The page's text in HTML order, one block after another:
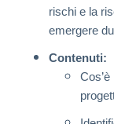
rischi e la
emergere
Contenuti: